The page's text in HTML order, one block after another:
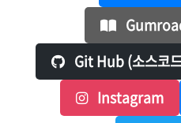
Git Hub (소스코
Instagram